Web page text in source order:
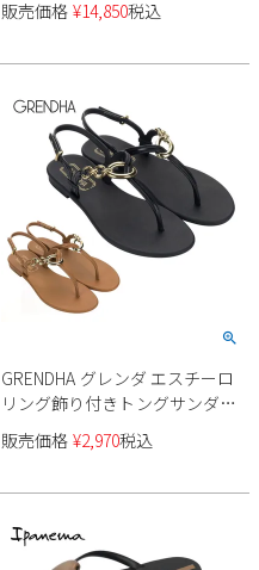
販売価格 ¥14,850税込
GRENDHA グレンダ エスチーロ
リング飾り付きトングサンダル
バックストラップ SG19232 レ
ディース
販売価格 ¥2,970税込